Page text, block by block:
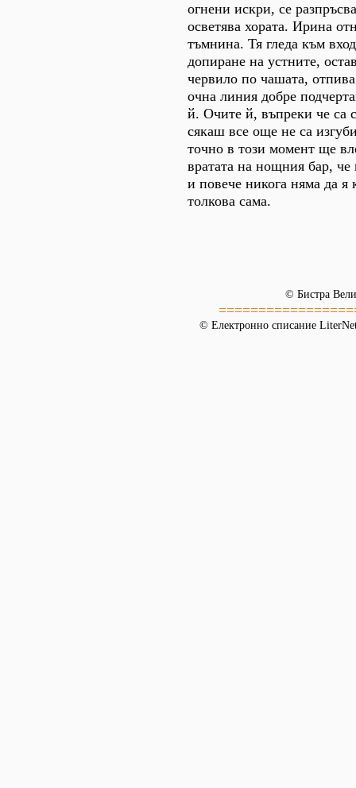
огнени искри, се
осветява хората. Ирина
тъмнина. Тя гледа към
допиране на устните,
червило по чашата,
очна линия добре
й. Очите й, въпреки че са
сякаш все още не са
точно в този момент ще
вратата на нощния бар,
и повече никога няма да я
толкова сама.
© Бистра
© Електронно списание